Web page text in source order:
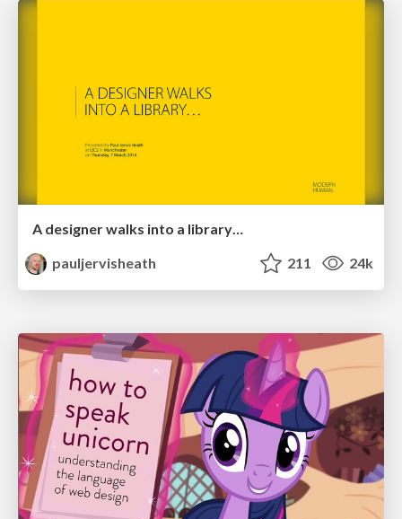
A designer walks into a library…
pauljervisheath
211 24k